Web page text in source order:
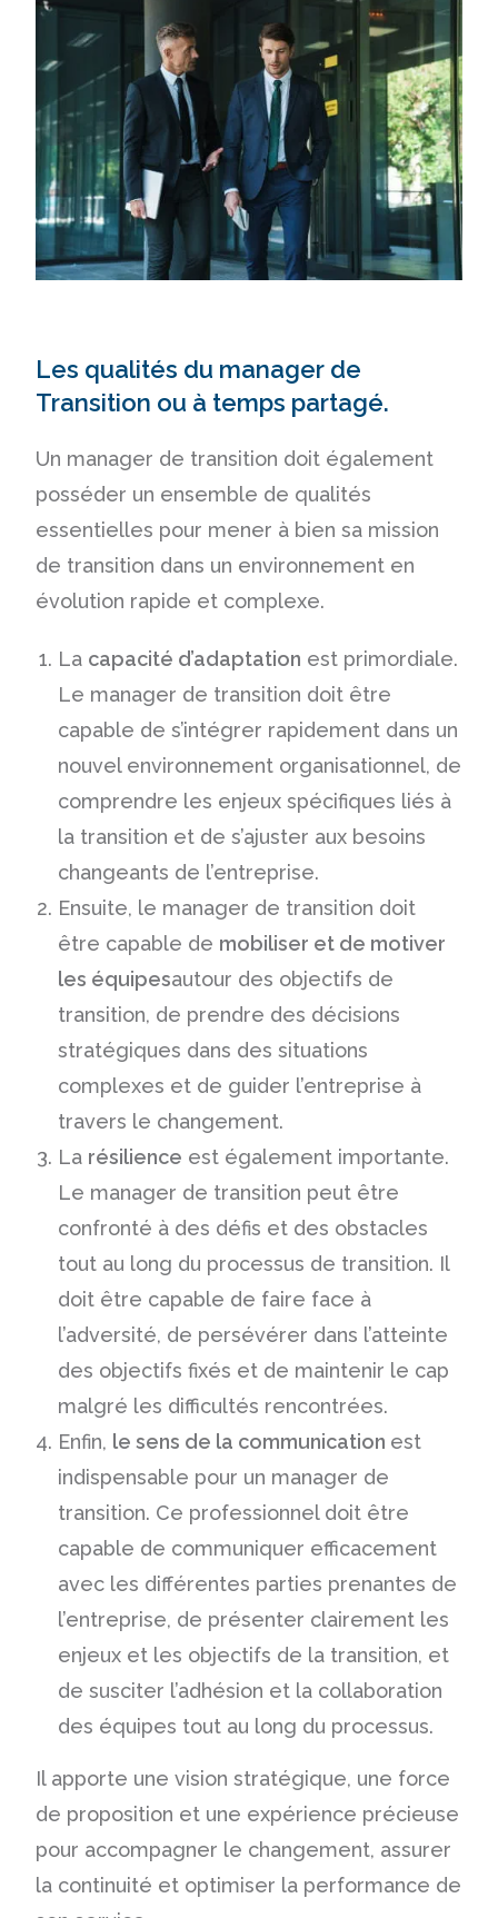
Les qualités du manager de
Transition ou à temps partagé.
Un manager de transition doit également
posséder un ensemble de qualités
essentielles pour mener à bien sa mission
de transition dans un environnement en
évolution rapide et complexe.
La capacité d’adaptation est primordiale.
Le manager de transition doit être
capable de s’intégrer rapidement dans un
nouvel environnement organisationnel, de
comprendre les enjeux spécifiques liés à
la transition et de s’ajuster aux besoins
changeants de l’entreprise.
Ensuite, le manager de transition doit
être capable de mobiliser et de motiver
les équipesautour des objectifs de
transition, de prendre des décisions
stratégiques dans des situations
complexes et de guider l’entreprise à
travers le changement.
La résilience est également importante.
Le manager de transition peut être
confronté à des défis et des obstacles
tout au long du processus de transition. Il
doit être capable de faire face à
l’adversité, de persévérer dans l’atteinte
des objectifs fixés et de maintenir le cap
malgré les difficultés rencontrées.
Enfin, le sens de la communication est
indispensable pour un manager de
transition. Ce professionnel doit être
capable de communiquer efficacement
avec les différentes parties prenantes de
l’entreprise, de présenter clairement les
enjeux et les objectifs de la transition, et
de susciter l’adhésion et la collaboration
des équipes tout au long du processus.
Il apporte une vision stratégique, une force
de proposition et une expérience précieuse
pour accompagner le changement, assurer
la continuité et optimiser la performance de